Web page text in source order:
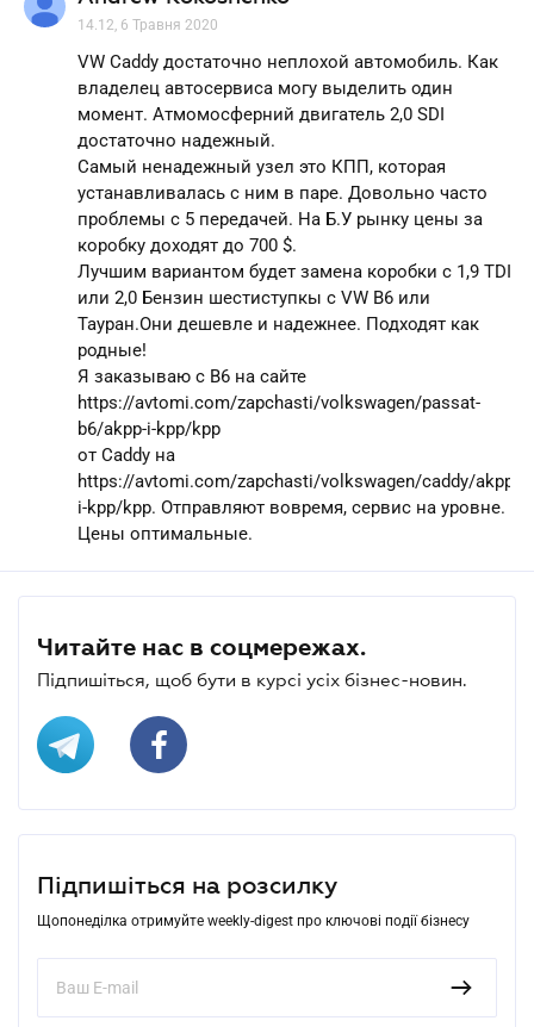
14.12, 6 Травня 2020
VW Caddy достаточно неплохой автомобиль. Как
владелец автосервиса могу выделить один
момент. Атмомосферний двигатель 2,0 SDI
достаточно надежный.
Самый ненадежный узел это КПП, которая
устанавливалась с ним в паре. Довольно часто
проблемы с 5 передачей. На Б.У рынку цены за
коробку доходят до 700 $.
Лучшим вариантом будет замена коробки с 1,9 TDI
или 2,0 Бензин шестиступкы с VW B6 или
Тауран.Они дешевле и надежнее. Подходят как
родные!
Я заказываю с B6 на сайте
https://avtomi.com/zapchasti/volkswagen/passat-
b6/akpp-i-kpp/kpp
от Сaddy на
https://avtomi.com/zapchasti/volkswagen/caddy/akpp-
i-kpp/kpp. Отправляют вовремя, сервис на уровне.
Цены оптимальные.
Читайте нас в соцмережах.
Підпишіться, щоб бути в курсі усіх бізнес-новин.
Підпишіться на розсилку
Щопонеділка отримуйте weekly-digest про ключові події бізнесу